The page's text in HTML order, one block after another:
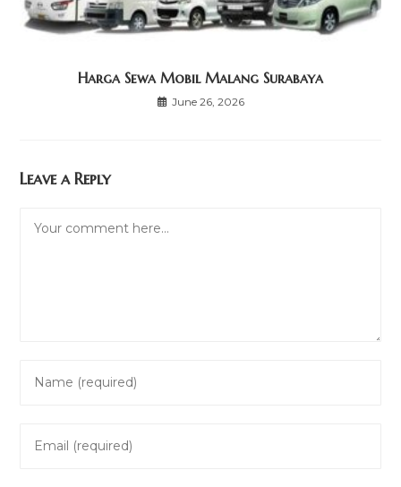
Harga Sewa Mobil Malang Surabaya
June 26, 2026
Leave a Reply
your
your